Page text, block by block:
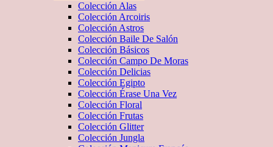
Colección Alas
Colección Arcoiris
Colección Astros
Colección Baile De Salón
Colección Básicos
Colección Campo De Moras
Colección Delicias
Colección Egipto
Colección Érase Una Vez
Colección Floral
Colección Frutas
Colección Glitter
Colección Jungla